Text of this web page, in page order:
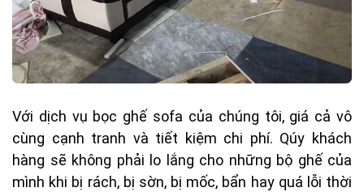
Với dịch vụ bọc ghế sofa của chúng tôi, giá cả vô
cùng cạnh tranh và tiết kiệm chi phí. Qúy khách
hàng sẽ không phải lo lắng cho những bộ ghế của
mình khi bị rách, bị sờn, bị mốc, bẩn hay quá lỗi thời